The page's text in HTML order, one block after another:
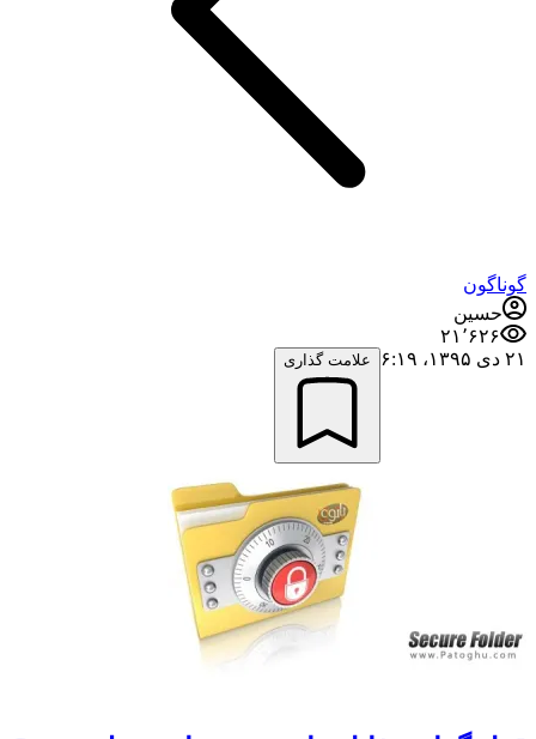
گوناگون
حسین
۲۱٬۶۲۶
۲۱ دی ۱۳۹۵،‏ ۶:۱۹
علامت گذاری